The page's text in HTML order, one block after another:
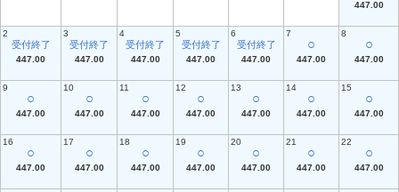
447.00
2
受付終了
447.00
3
受付終了
447.00
4
受付終了
447.00
5
受付終了
447.00
6
受付終了
447.00
7
○
447.00
8
○
447.00
9
○
447.00
10
○
447.00
11
○
447.00
12
○
447.00
13
○
447.00
14
○
447.00
15
○
447.00
16
○
447.00
17
○
447.00
18
○
447.00
19
○
447.00
20
○
447.00
21
○
447.00
22
○
447.00